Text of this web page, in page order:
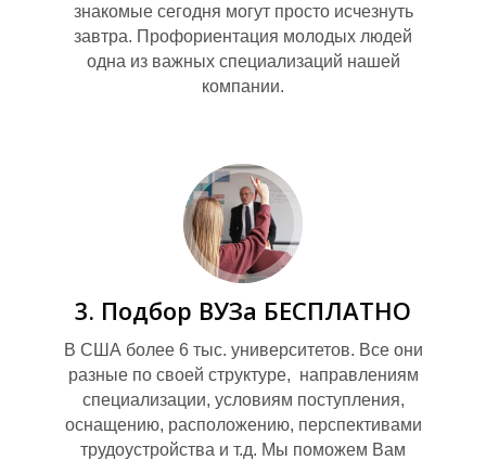
Ш
знакомые сегодня могут просто исчезнуть
завтра. Профориентация молодых людей
одна из важных специализаций нашей
компании.
3. Подбор ВУЗа БЕСПЛАТНО
В США более 6 тыс. университетов. Все они
разные по своей структуре, направлениям
специализации, условиям поступления,
оснащению, расположению, перспективами
трудоустройства и т.д. Мы поможем Вам